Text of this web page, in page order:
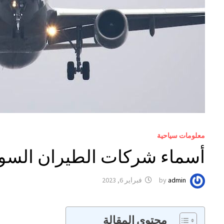
معلومات سياحية
أسماء شركات الطيران
by admin فبراير 6, 2023
محتوي المقالة